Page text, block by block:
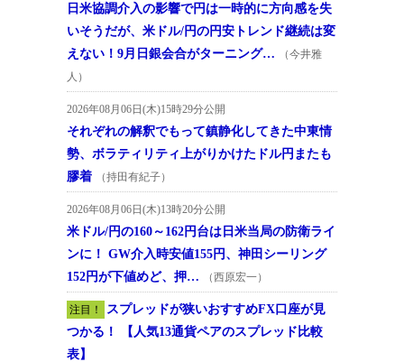
日米協調介入の影響で円は一時的に方向感を失
いそうだが、米ドル/円の円安トレンド継続は変
えない！9月日銀会合がターニング…
（今井雅
人）
2026年08月06日(木)15時29分公開
それぞれの解釈でもって鎮静化してきた中東情
勢、ボラティリティ上がりかけたドル円またも
膠着
（持田有紀子）
2026年08月06日(木)13時20分公開
米ドル/円の160～162円台は日米当局の防衛ライ
ンに！ GW介入時安値155円、神田シーリング
152円が下値めど、押…
（西原宏一）
注目！
スプレッドが狭いおすすめFX口座が見
つかる！ 【人気13通貨ペアのスプレッド比較
表】